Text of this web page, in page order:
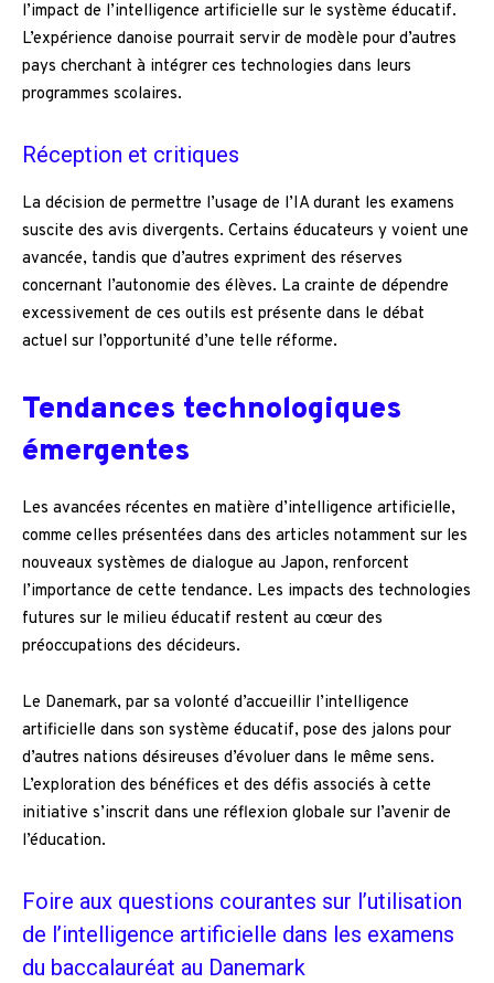
l’impact de l’intelligence artificielle sur le système éducatif.
L’expérience danoise pourrait servir de modèle pour d’autres
pays cherchant à intégrer ces technologies dans leurs
programmes scolaires.
Réception et critiques
La décision de permettre l’usage de l’IA durant les examens
suscite des avis divergents. Certains éducateurs y voient une
avancée, tandis que d’autres expriment des réserves
concernant l’autonomie des élèves. La crainte de dépendre
excessivement de ces outils est présente dans le débat
actuel sur l’opportunité d’une telle réforme.
Tendances technologiques
émergentes
Les avancées récentes en matière d’intelligence artificielle,
comme celles présentées dans des articles notamment sur les
nouveaux systèmes de dialogue au Japon, renforcent
l’importance de cette tendance. Les impacts des technologies
futures sur le milieu éducatif restent au cœur des
préoccupations des décideurs.
Le Danemark, par sa volonté d’accueillir l’intelligence
artificielle dans son système éducatif, pose des jalons pour
d’autres nations désireuses d’évoluer dans le même sens.
L’exploration des bénéfices et des défis associés à cette
initiative s’inscrit dans une réflexion globale sur l’avenir de
l’éducation.
Foire aux questions courantes sur l’utilisation
de l’intelligence artificielle dans les examens
du baccalauréat au Danemark